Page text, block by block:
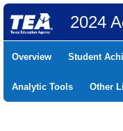
2024
Overview Student
Analytic Tools Other